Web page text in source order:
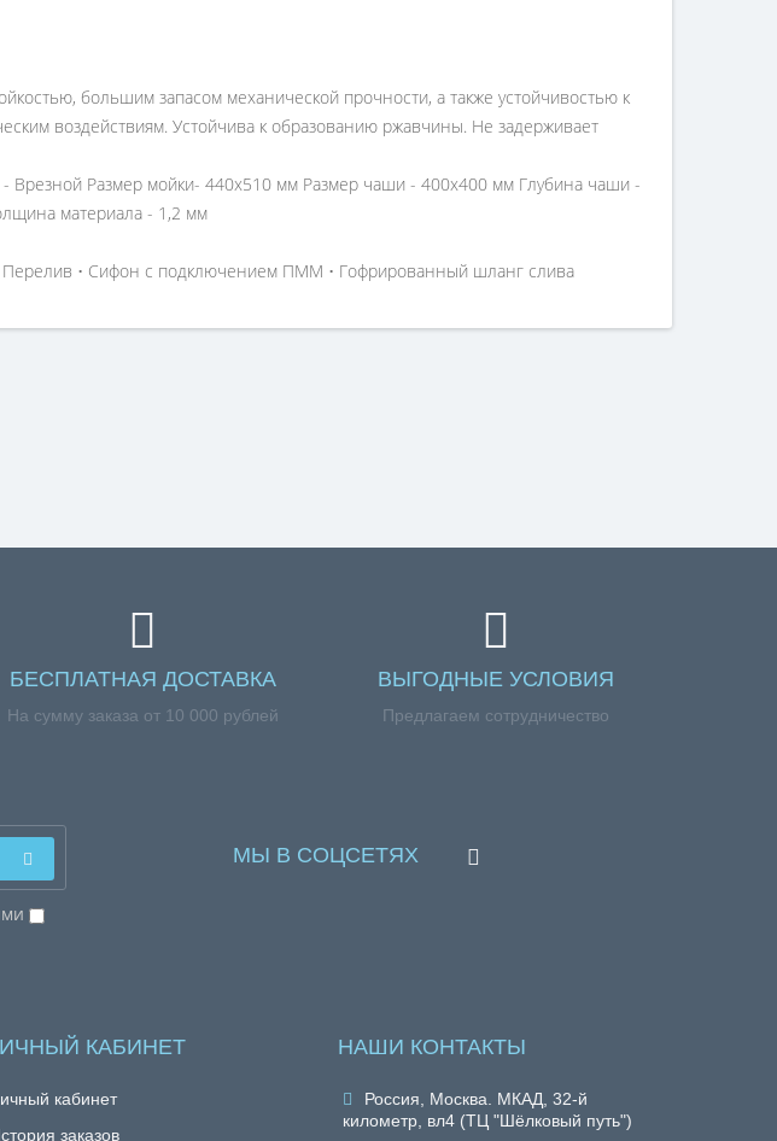
большим запасом механической прочности, а также устойчивостью к
воздействиям. Устойчива к образованию ржавчины. Не задерживает
Размер мойки- 440х510 мм Размер чаши - 400х400 мм Глубина чаши -
материала - 1,2 мм
Перелив • Сифон с подключением ПММ • Гофрированный шланг слива
БЕСПЛАТНАЯ ДОСТАВКА
На сумму заказа от 10 000 рублей
ВЫГОДНЫЕ УСЛОВИЯ
Предлагаем сотрудничество
МЫ В СОЦСЕТЯХ
КАБИНЕТ
кабинет
заказов
НАШИ КОНТАКТЫ
Россия, Москва. МКАД, 32-й
километр, вл4 (ТЦ "Шёлковый путь")